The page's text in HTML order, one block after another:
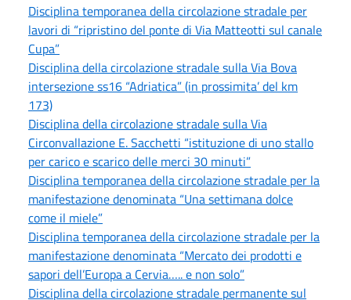
Disciplina temporanea della circolazione stradale per
lavori di “ripristino del ponte di Via Matteotti sul canale
Cupa”
Disciplina della circolazione stradale sulla Via Bova
intersezione ss16 “Adriatica” (in prossimita’ del km
173)
Disciplina della circolazione stradale sulla Via
Circonvallazione E. Sacchetti “istituzione di uno stallo
per carico e scarico delle merci 30 minuti”
Disciplina temporanea della circolazione stradale per la
manifestazione denominata “Una settimana dolce
come il miele”
Disciplina temporanea della circolazione stradale per la
manifestazione denominata “Mercato dei prodotti e
sapori dell’Europa a Cervia….. e non solo”
Disciplina della circolazione stradale permanente sul